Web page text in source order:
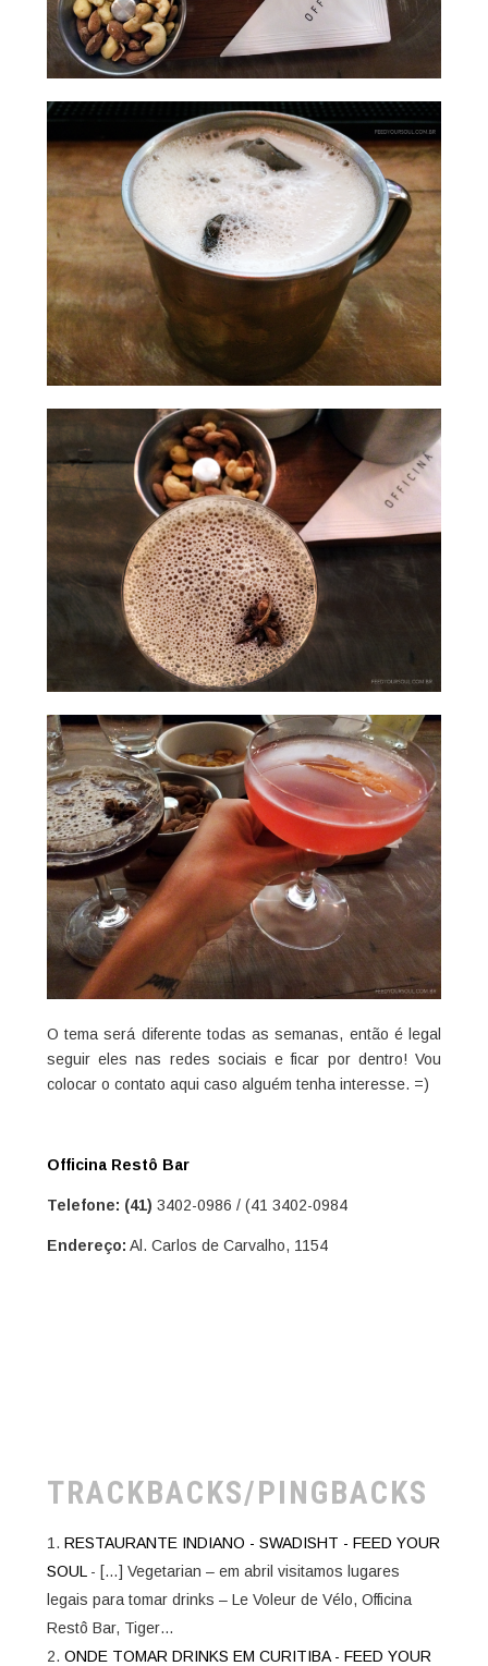
O tema será diferente todas as semanas, então é legal
seguir eles nas redes sociais e ficar por dentro! Vou
colocar o contato aqui caso alguém tenha interesse. =)
Officina Restô Bar
Telefone: (41) 3402-0986 / (41 3402-0984
Endereço: Al. Carlos de Carvalho, 1154
TRACKBACKS/PINGBACKS
RESTAURANTE INDIANO - SWADISHT - FEED YOUR
SOUL - […] Vegetarian – em abril visitamos lugares
legais para tomar drinks – Le Voleur de Vélo, Officina
Restô Bar, Tiger…
ONDE TOMAR DRINKS EM CURITIBA - FEED YOUR